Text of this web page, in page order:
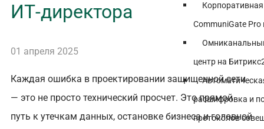
CommuniGate Pro
центр на
расшифровка и
протоколов
ИТ-директора
01 апреля 2025
Каждая ошибка в проектировании защищенной сети
— это не просто технический просчет. Это прямой
путь к утечкам данных, остановке бизнеса и головной